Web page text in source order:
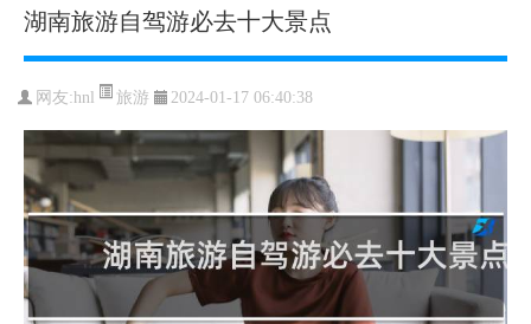
湖南旅游自驾游必去十大景点
网友:hnl 旅游 2024-01-17 06:40:38